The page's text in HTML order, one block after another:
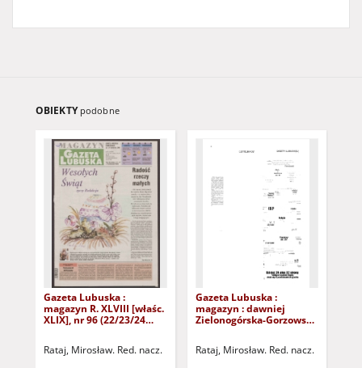
OBIEKTY podobne
Gazeta Lubuska :
magazyn R. XLVIII [właśc.
XLIX], nr 96 (22/23/24
Rataj, Mirosław. Red. nacz.
Gazeta Lubuska :
magazyn : dawniej
Zielonogórska-Gorzowska
1992). - Wyd. 1
Rataj, Mirosław. Red. nacz.